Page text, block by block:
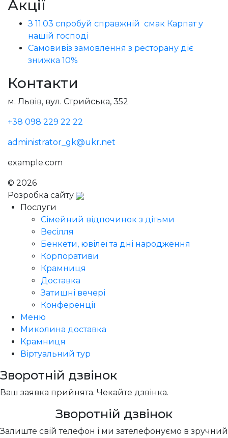
Акції
З 11.03 спробуй справжній смак Карпат у
нашій господі
Самовивіз замовлення з ресторану діє
знижка 10%
Контакти
м. Львів, вул. Стрийська, 352
+38 098 229 22 22
administrator_gk@ukr.net
example.com
© 2026
Розробка сайту
Послуги
Сімейний відпочинок з дітьми
Весілля
Бенкети, ювілеї та дні народження
Корпоративи
Крамниця
Доставка
Затишні вечері
Конференції
Меню
Миколина доставка
Крамниця
Віртуальний тур
Зворотній дзвінок
Ваш заявка прийнята. Чекайте дзвінка.
Зворотній дзвінок
Залиште свій телефон і ми зателефонуємо в зручний